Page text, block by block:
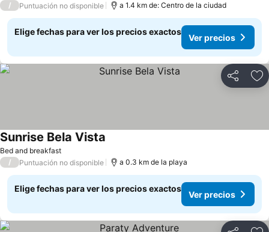
/ Puntuación no disponible a 1.4 km de: Centro de la ciudad
Elige fechas para ver los precios exactos
Ver precios
Compartir
Bed and breakfast
Sunrise Bela Vista
/ Puntuación no disponible a 0.3 km de la playa
Elige fechas para ver los precios exactos
Ver precios